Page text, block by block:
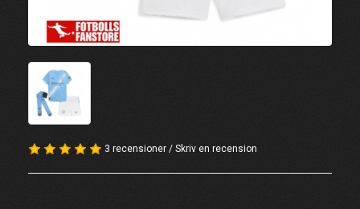
3 recensioner / Skriv en recension